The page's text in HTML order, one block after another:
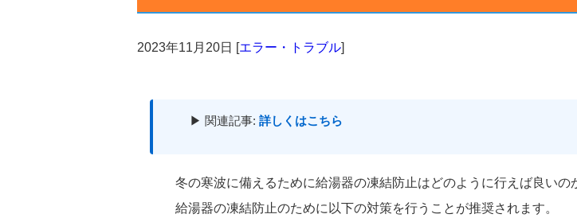
2023年11月20日 [エラー・トラブル]
▶ 関連記事: 詳しくはこちら
冬の寒波に備えるために給湯器の凍結防止はどのように行えば良いの
給湯器の凍結防止のために以下の対策を行うことが推奨されます。